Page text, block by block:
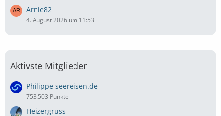
Arnie82
4. August 2026 um 11:53
Aktivste Mitglieder
Philippe seereisen.de
753.503 Punkte
Heizergruss